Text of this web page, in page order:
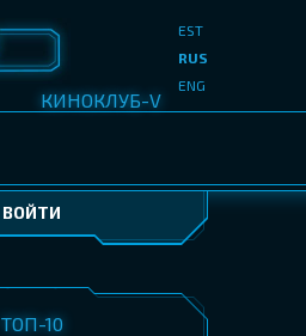
КИНОКЛУБ-V
EST
RUS
ENG
ВОЙТИ
ТОП-10